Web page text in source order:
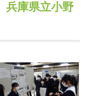
ジタルブック
団40年史
報
型研究助成
生交流プログラ
るご質問
イページ
兵庫県立小野